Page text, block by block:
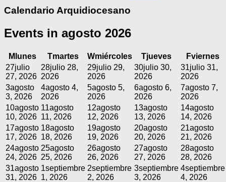
Calendario Arquidiocesano
Events in agosto 2026
M lunes Tmartes Wmiércoles Tjueves Fviernes
27julio
27, 2026
28julio 28,
2026
29julio 29,
2026
30julio 30,
2026
31julio 31,
2026
3agosto
3, 2026
4agosto 4,
2026
5agosto 5,
2026
6agosto 6,
2026
7agosto 7,
2026
10agosto
10, 2026
11agosto
11, 2026
12agosto
12, 2026
13agosto
13, 2026
14agosto
14, 2026
17agosto
17, 2026
18agosto
18, 2026
19agosto
19, 2026
20agosto
20, 2026
21agosto
21, 2026
24agosto
24, 2026
25agosto
25, 2026
26agosto
26, 2026
27agosto
27, 2026
28agosto
28, 2026
31agosto
31, 2026
1septiembre
1, 2026
2septiembre
2, 2026
3septiembre
3, 2026
4septiembre
4, 2026